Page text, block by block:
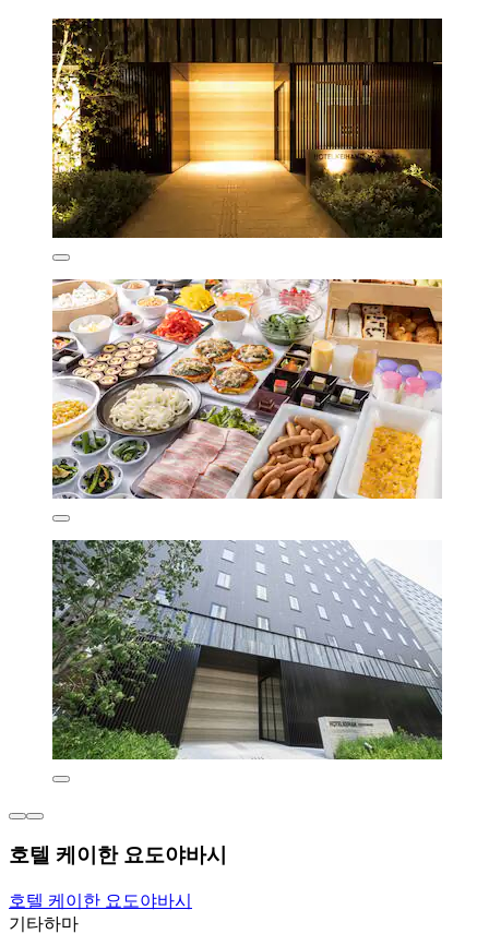
호텔 케이한 요도야바시
호텔 케이한 요도야바시
기타하마